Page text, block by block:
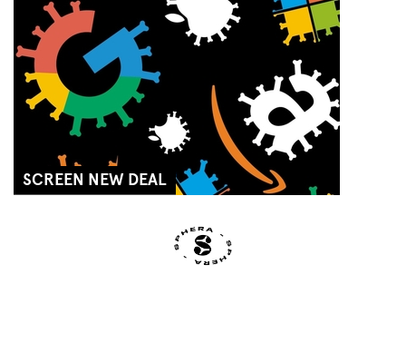
17:00 - 18:30
Next Liberty
SCREEN NEW DEAL
SA, 07 AUG
19:30 - 20:30